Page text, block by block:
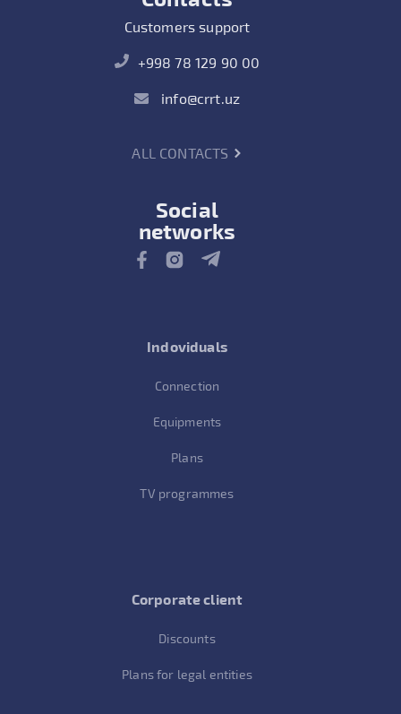
Customers support
+998 78 129 90 00
info@crrt.uz
ALL CONTACTS
Social
networks
Indoviduals
Connection
Equipments
Plans
TV programmes
Corporate client
Discounts
Plans for legal entities